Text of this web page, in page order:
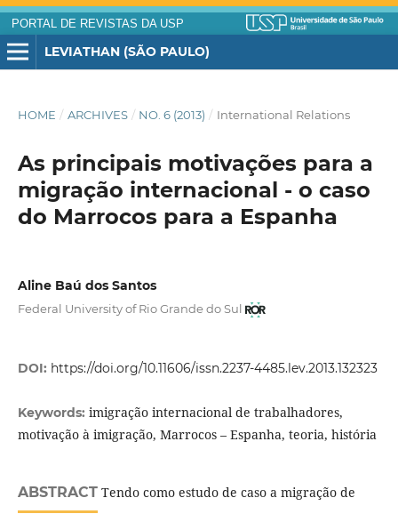
PORTAL DE REVISTAS DA USP
LEVIATHAN (SÃO PAULO)
HOME / ARCHIVES / NO. 6 (2013) / International Relations
As principais motivações para a
migração internacional - o caso
do Marrocos para a Espanha
Aline Baú dos Santos
Federal University of Rio Grande do Sul
DOI: https://doi.org/10.11606/issn.2237-4485.lev.2013.132323
Keywords: imigração internacional de trabalhadores,
motivação à imigração, Marrocos – Espanha, teoria, história
ABSTRACTTendo como estudo de caso a migração de